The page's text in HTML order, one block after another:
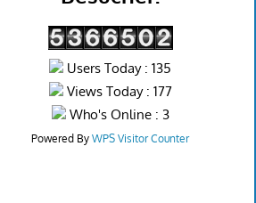
Users Today : 135
Views Today : 177
Who's Online : 3
Powered ByWPS Visitor Counter